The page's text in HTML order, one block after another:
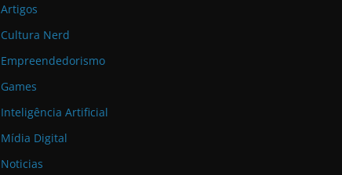
Artigos
Cultura Nerd
Empreendedorismo
Games
Inteligência Artificial
Mídia Digital
Noticias